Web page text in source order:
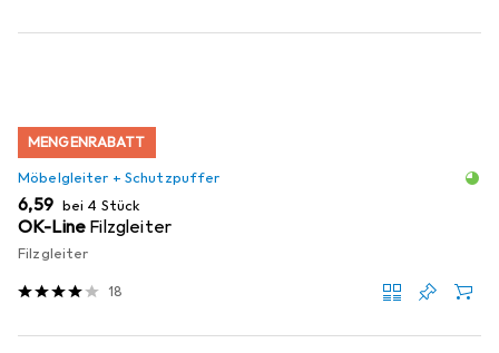
MENGENRABATT
Möbelgleiter + Schutzpuffer
EUR
6,59 bei 4 Stück
OK-Line Filzgleiter
Filzgleiter
18